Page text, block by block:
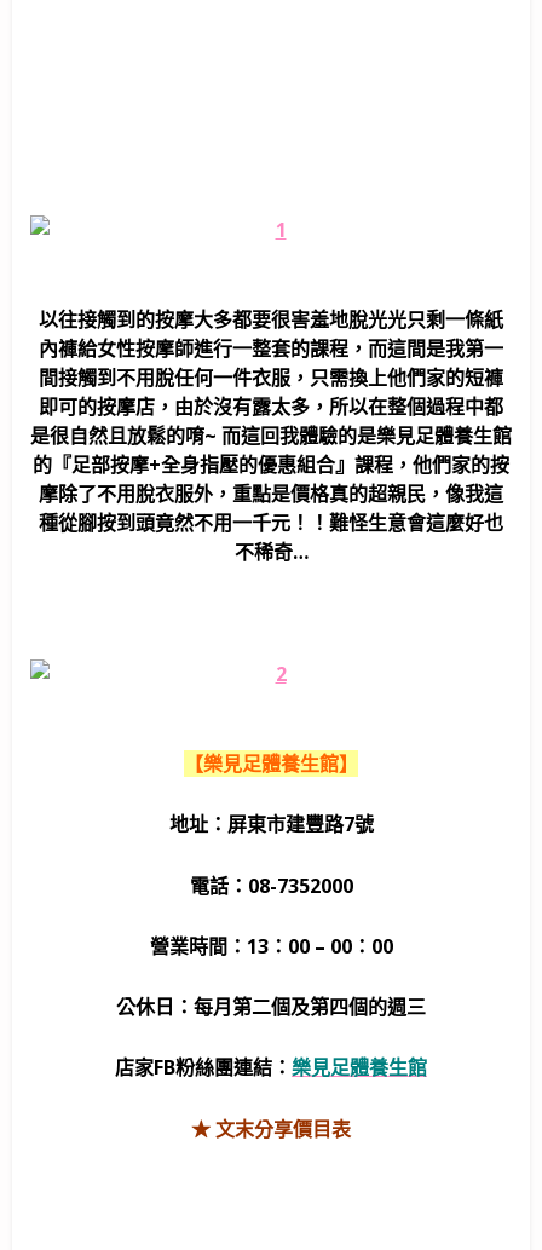
以往接觸到的按摩大多都要很害羞地脫光光只剩一條紙
內褲給女性按摩師進行一整套的課程，而這間是我第一
間接觸到不用脫任何一件衣服，只需換上他們家的短褲
即可的按摩店，由於沒有露太多，所以在整個過程中都
是很自然且放鬆的唷~ 而這回我體驗的是樂見足體養生館
的『足部按摩+全身指壓的優惠組合』課程，他們家的按
摩除了不用脫衣服外，重點是價格真的超親民，像我這
種從腳按到頭竟然不用一千元！！難怪生意會這麼好也
不稀奇…
【樂見足體養生館】
地址：屏東市建豐路7號
電話：08-7352000
營業時間：13：00 – 00：00
公休日：每月第二個及第四個的週三
店家FB粉絲團連結： 樂見足體養生館
★ 文末分享價目表